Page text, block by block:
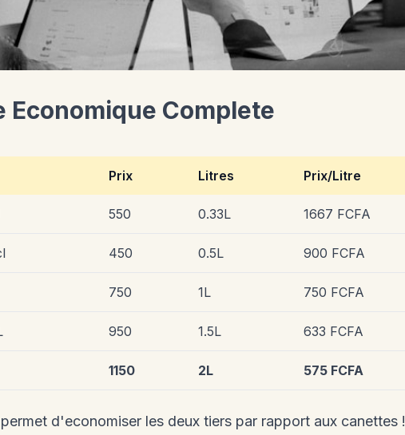
Economique Complete
Prix Litres Prix/Litre
550 0.33L 1667 FCFA
450 0.5L 900 FCFA
750 1L 750 FCFA
950 1.5L 633 FCFA
1150 2L 575 FCFA
d'economiser les deux tiers par rapport aux canettes !